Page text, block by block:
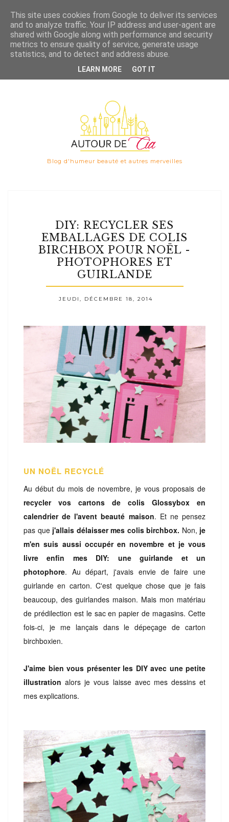

Blog d'humeur beauté et autres merveilles
DIY: RECYCLER SES
EMBALLAGES DE COLIS
BIRCHBOX POUR NOËL -
PHOTOPHORES ET
GUIRLANDE
JEUDI, DÉCEMBRE 18, 2014
UN NOËL RECYCLÉ
Au début du mois de novembre, je vous proposais de
recycler vos cartons de colis Glossybox en
calendrier de l'avent beauté maison. Et ne pensez
pas que j'allais délaisser mes colis birchbox. Non, je
m'en suis aussi occupér en novembre et je vous
livre enfin mes DIY: une guirlande et un
photophore. Au départ, j'avais envie de faire une
guirlande en carton. C'est quelque chose que je fais
beaucoup, des guirlandes maison. Mais mon matériau
de prédilection est le sac en papier de magasins. Cette
fois-ci, je me lançais dans le dépeçage de carton
birchboxien.
J'aime bien vous présenter les DIY avec une petite
illustration alors je vous laisse avec mes dessins et
mes explications.
This site uses cookies from Google to deliver its services
and to analyze traffic. Your IP address and user-agent are
shared with Google along with performance and security
metrics to ensure quality of service, generate usage
statistics, and to detect and address abuse.
LEARN MORE GOT IT